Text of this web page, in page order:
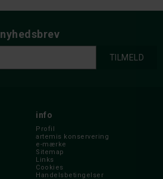
nyhedsbrev
info
Profil
artemis konservering
e-mærke
Sitemap
Links
Cookies
Handelsbetingelser